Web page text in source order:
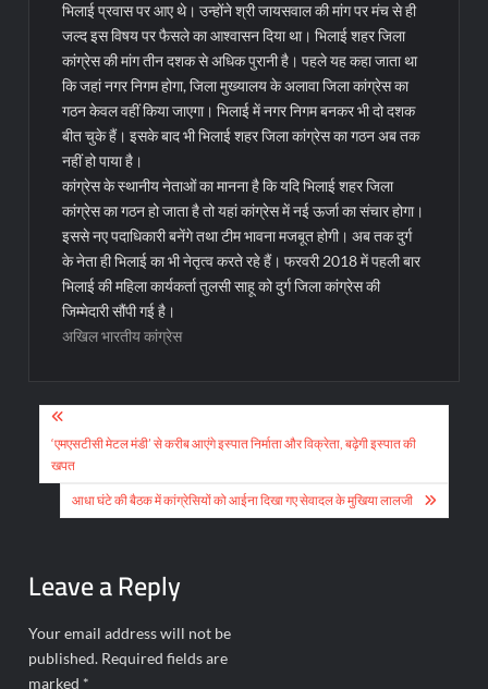
भिलाई प्रवास पर आए थे। उन्होंने श्री जायसवाल की मांग पर मंच से ही
जल्द इस विषय पर फैसले का आश्वासन दिया था। भिलाई शहर जिला
कांग्रेस की मांग तीन दशक से अधिक पुरानी है। पहले यह कहा जाता था
कि जहां नगर निगम होगा, जिला मुख्यालय के अलावा जिला कांग्रेस का
गठन केवल वहीं किया जाएगा। भिलाई में नगर निगम बनकर भी दो दशक
बीत चुके हैं। इसके बाद भी भिलाई शहर जिला कांग्रेस का गठन अब तक
नहीं हो पाया है।
कांग्रेस के स्थानीय नेताओं का मानना है कि यदि भिलाई शहर जिला
कांग्रेस का गठन हो जाता है तो यहां कांग्रेस में नई ऊर्जा का संचार होगा।
इससे नए पदाधिकारी बनेंगे तथा टीम भावना मजबूत होगी। अब तक दुर्ग
के नेता ही भिलाई का भी नेतृत्व करते रहे हैं। फरवरी 2018 में पहली बार
भिलाई की महिला कार्यकर्ता तुलसी साहू को दुर्ग जिला कांग्रेस की
जिम्मेदारी सौंपी गई है।
अखिल भारतीय कांग्रेस
Post
navigation
‘एमएसटीसी मेटल मंडी’ से करीब आएंगे इस्पात निर्माता और विक्रेता, बढ़ेगी इस्पात की
खपत
आधा घंटे की बैठक में कांग्रेसियों को आईना दिखा गए सेवादल के मुखिया लालजी
Leave a Reply
Your email address will not be
published. Required fields are
marked *